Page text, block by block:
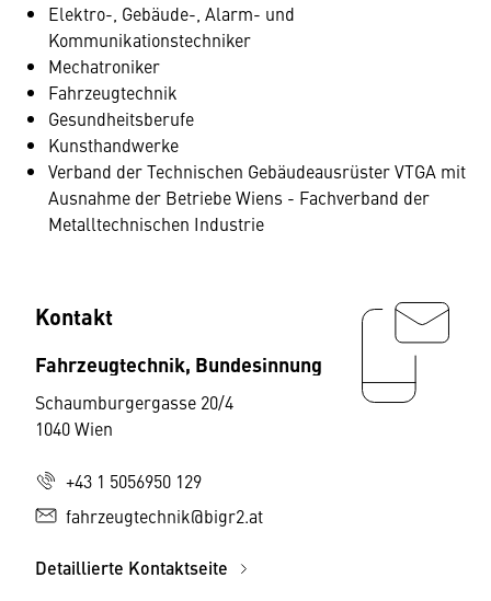
Elektro-, Gebäude-, Alarm- und
Kommunikationstechniker
Mechatroniker
Fahrzeugtechnik
Gesundheitsberufe
Kunsthandwerke
Verband der Technischen Gebäudeausrüster VTGA mit
Ausnahme der Betriebe Wiens - Fachverband der
Metalltechnischen Industrie
Kontakt
Fahrzeugtechnik, Bundesinnung
Schaumburgergasse 20/4
1040 Wien
+43 1 5056950 129
fahrzeugtechnik@bigr2.at
Detaillierte Kontaktseite